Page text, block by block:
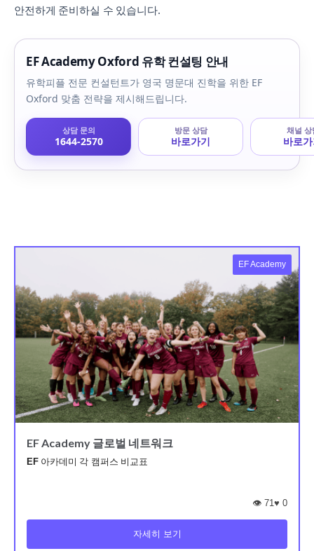
안전하게 준비하실 수 있습니다.
EF Academy Oxford 유학 컨설팅 안내
유학피플 전문 컨설턴트가 영국 명문대 진학을 위한 EF
Oxford 맞춤 전략을 제시해드립니다.
상담 문의
1644-2570
방문 상담
바로가기
채널 상
바로
EF Academy
EF Academy 글로벌 네트워크
EF 아카데미 각 캠퍼스 비교표
👁️ 71♥ 0
자세히 보기